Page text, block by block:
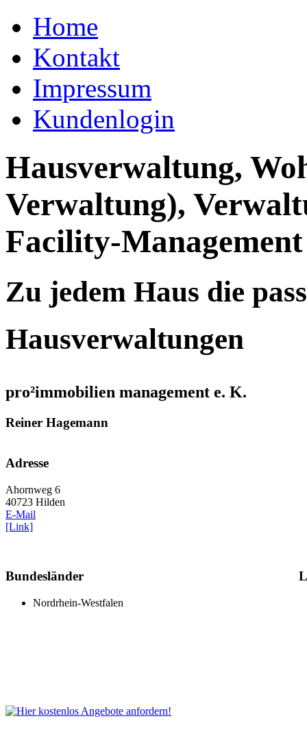
Home
Kontakt
Impressum
Kundenlogin
Hausverwaltung,
Verwaltung),
Facility-Management
Zu jedem Haus die
Hausverwaltungen
pro²immobilien management e. K.
Reiner Hagemann
Adresse
Ahornweg 6
40723 Hilden
E-Mail
[Link]
Bundesländer
Nordrhein-Westfalen